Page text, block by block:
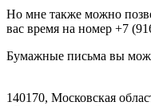
Но мне также можно
вас время на номер +7
Бумажные письма вы
140170, Московская